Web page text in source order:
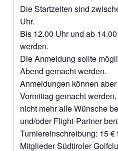
Die Startzeiten sind
Uhr.
Bis 12.00 Uhr und ab
werden.
Die Anmeldung sollte
Abend gemacht werden.
Anmeldungen können
Vormittag gemacht
nicht mehr alle Wünsche
und/oder Flight-Partner
Turniereinschreibung: 15 €
Mitglieder Südtiroler